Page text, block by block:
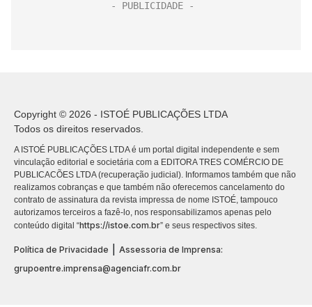
Copyright © 2026 - ISTOÉ PUBLICAÇÕES LTDA
Todos os direitos reservados.
A ISTOÉ PUBLICAÇÕES LTDA é um portal digital independente e sem
vinculação editorial e societária com a EDITORA TRES COMÉRCIO DE
PUBLICACÕES LTDA (recuperação judicial). Informamos também que não
realizamos cobranças e que também não oferecemos cancelamento do
contrato de assinatura da revista impressa de nome ISTOÉ, tampouco
autorizamos terceiros a fazê-lo, nos responsabilizamos apenas pelo
conteúdo digital “https://istoe.com.br” e seus respectivos sites.
Política de Privacidade
Assessoria de Imprensa:
grupoentre.imprensa@agenciafr.com.br